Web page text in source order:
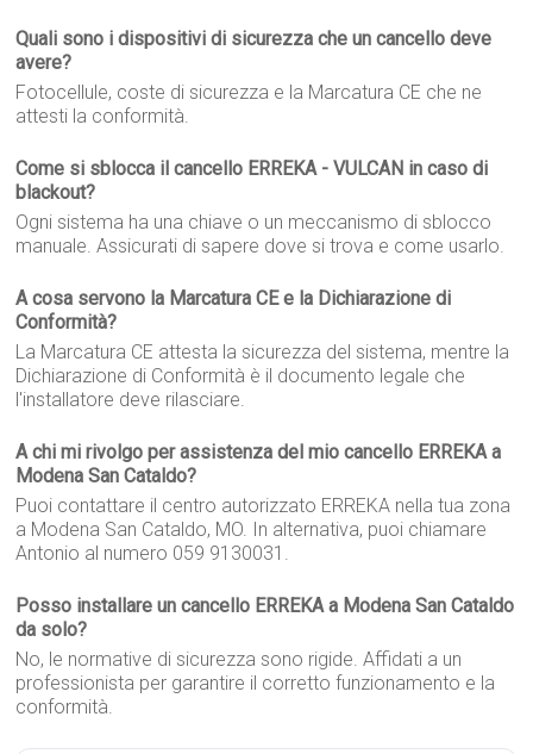
Quali sono i dispositivi di sicurezza che un cancello deve
avere?
Fotocellule, coste di sicurezza e la Marcatura CE che ne
attesti la conformità.
Come si sblocca il cancello ERREKA - VULCAN in caso di
blackout?
Ogni sistema ha una chiave o un meccanismo di sblocco
manuale. Assicurati di sapere dove si trova e come usarlo.
A cosa servono la Marcatura CE e la Dichiarazione di
Conformità?
La Marcatura CE attesta la sicurezza del sistema, mentre la
Dichiarazione di Conformità è il documento legale che
l'installatore deve rilasciare.
A chi mi rivolgo per assistenza del mio cancello ERREKA a
Modena San Cataldo?
Puoi contattare il centro autorizzato ERREKA nella tua zona
a Modena San Cataldo, MO. In alternativa, puoi chiamare
Antonio al numero 059 9130031.
Posso installare un cancello ERREKA a Modena San Cataldo
da solo?
No, le normative di sicurezza sono rigide. Affidati a un
professionista per garantire il corretto funzionamento e la
conformità.